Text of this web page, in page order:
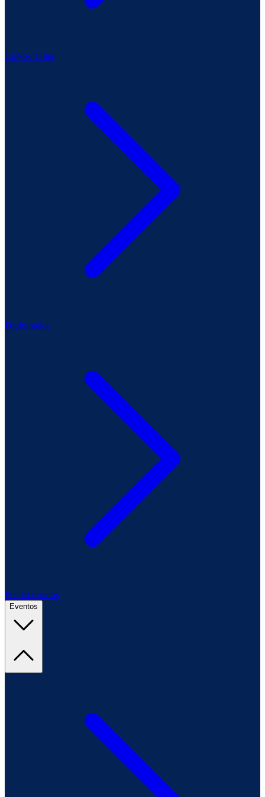
Cursos Taller
Diplomados
Posdoctorados
Eventos